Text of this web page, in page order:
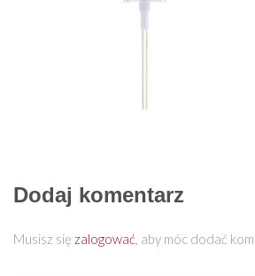
Dodaj komentarz
Musisz się zalogować, aby móc dodać